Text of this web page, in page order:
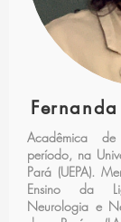
Acadêmica
período, na
Pará (UEPA).
Ensino da
Neurologia e